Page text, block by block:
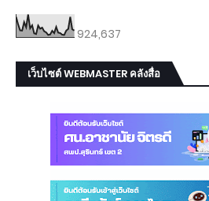
924,637
เว็บไซต์ WEBMASTER คลังสื่อ